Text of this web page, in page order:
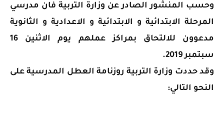
وحسب المنشور الصادر عن وزارة التربية فان مدرسي
المرحلة الابتدائية و الابتدائية و الاعدادية و الثانوية
مدعوون للالتحاق بمراكز عملهم يوم الاثنين 16
سبتمبر 2019.
وقد حددت وزارة التربية روزنامة العطل المدرسية على
النحو التالي: